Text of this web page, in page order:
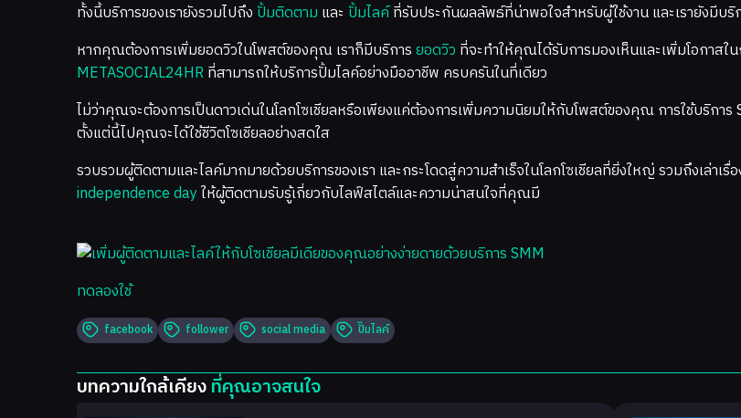
ทั้งนี้บริการของเรายังรวมไปถึง ปั้มติดตาม และ ปั้มไลค์ที่รับประกันผลลัพธ์ที่น่าพอใจสำหรับผู้ใช้งาน และเรายังมีบ
หากคุณต้องการเพิ่มยอดวิวในโพสต์ของคุณ เราก็มีบริการยอดวิว ที่จะทำให้คุณได้รับการมองเห็นและเพิ่มโอกาสใ
METASOCIAL24HRที่สามารถให้บริการปั้มไลค์อย่างมืออาชีพ ครบครันในที่เดียว
ไม่ว่าคุณจะต้องการเป็นดาวเด่นในโลกโซเชียลหรือเพียงแค่ต้องการเพิ่มความนิยมให้กับโพสต์ของคุณ การใช้บริการ
ตั้งแต่นี้ไปคุณจะได้ใช้ชีวิตโซเชียลอย่างสดใส
รวบรวมผู้ติดตามและไลค์มากมายด้วยบริการของเรา และกระโดดสู่ความสำเร็จในโลกโซเชียลที่ยิ่งใหญ่ รวมถึงเล่าเรื่
independence dayให้ผู้ติดตามรับรู้เกี่ยวกับไลฟ์สไตล์และความน่าสนใจที่คุณมี
ทดลองใช้
facebook follower social media ปั๊มไลค์
บทความใกล้เคียงที่คุณอาจสนใจ